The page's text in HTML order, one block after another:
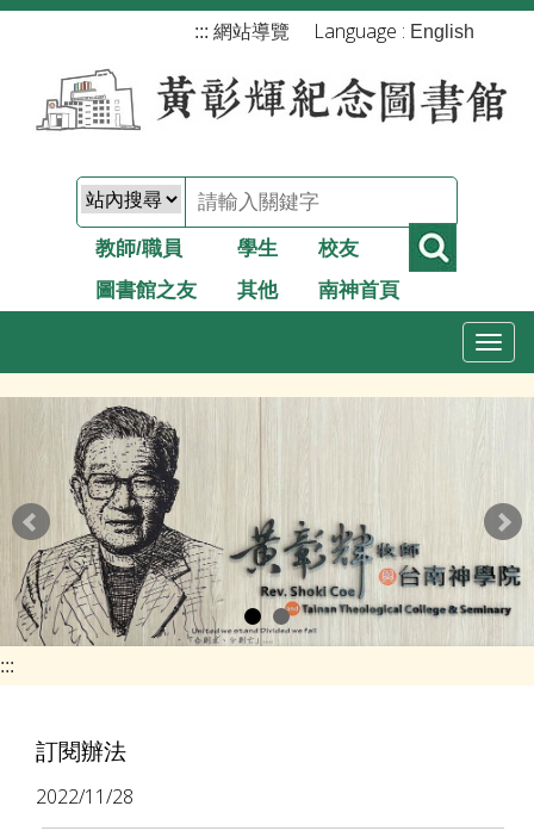
跳
::: 網站導覽 Language : English
教師/職員 學生
校友
圖書館之友
其他 南神首頁
T
l
e
n
a
:::
訂閱辦法
2022/11/28